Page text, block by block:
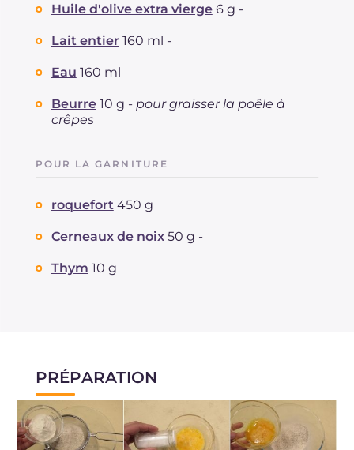
Huile d'olive extra vierge 6 g -
Lait entier 160 ml -
Eau 160 ml
Beurre 10 g - pour graisser la poêle à
crêpes
POUR LA GARNITURE
roquefort 450 g
Cerneaux de noix 50 g -
Thym 10 g
PRÉPARATION